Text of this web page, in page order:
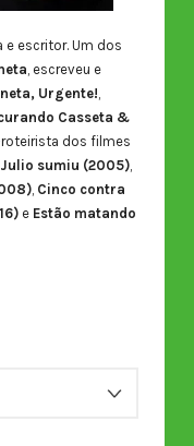
e escritor. Um dos
, escreveu e
Urgente!
Casseta &
roteirista dos filmes
Julio sumiu (2005),
, Cinco contra
e Estão matando